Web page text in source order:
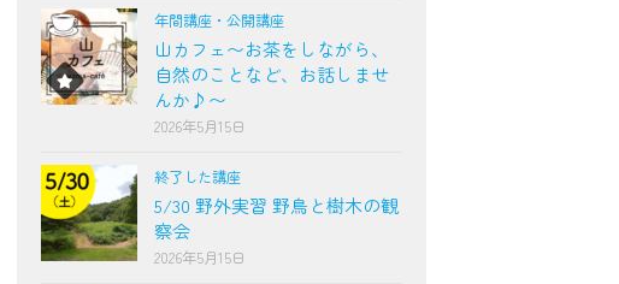
年間講座・公開講座
山カフェ〜お茶をしながら、
自然のことなど、お話しませ
んか♪〜
2026年5月15日
終了した講座
5/30 野外実習 野鳥と樹木の観
察会
2026年5月15日